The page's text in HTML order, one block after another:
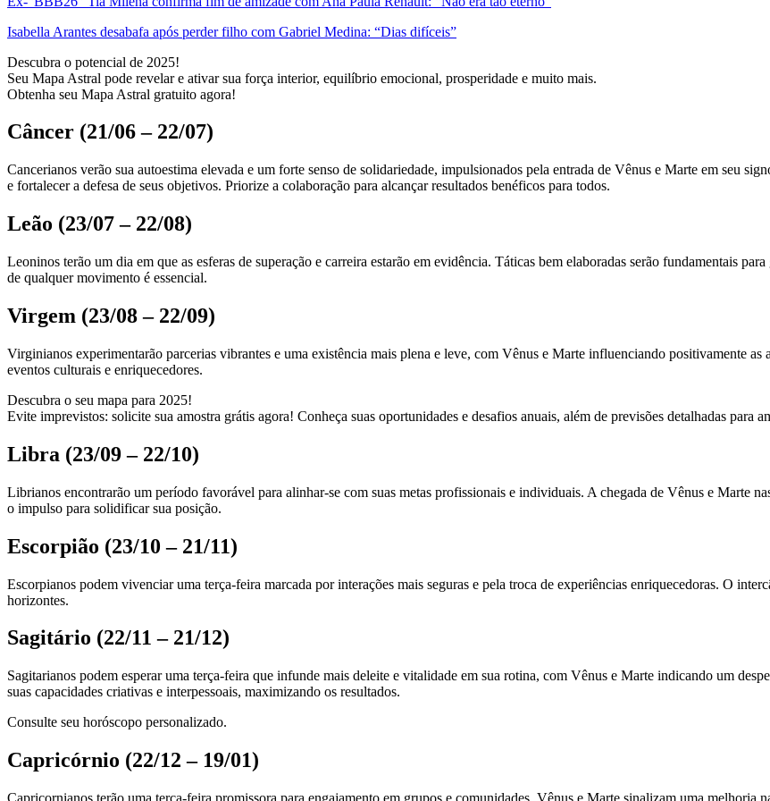
Isabella Arantes desabafa após perder filho com Gabriel Medina: “Dias difíceis”
Descubra o potencial de 2025!
Seu Mapa Astral pode revelar e ativar sua força interior, equilíbrio emocional, prosperidade e muito mais.
Obtenha seu Mapa Astral gratuito agora!
Câncer (21/06 – 22/07)
Cancerianos verão sua autoestima elevada e um forte senso de solidariedade, impulsionados pela entrada de Vênus e Marte em seu
e fortalecer a defesa de seus objetivos. Priorize a colaboração para alcançar resultados benéficos para todos.
Leão (23/07 – 22/08)
Leoninos terão um dia em que as esferas de superação e carreira estarão em evidência. Táticas bem elaboradas serão fundamentais
de qualquer movimento é essencial.
Virgem (23/08 – 22/09)
Virginianos experimentarão parcerias vibrantes e uma existência mais plena e leve, com Vênus e Marte influenciando positivamente
eventos culturais e enriquecedores.
Descubra o seu mapa para 2025!
Evite imprevistos: solicite sua amostra grátis agora! Conheça suas oportunidades e desafios anuais, além de previsões detalhadas para
Libra (23/09 – 22/10)
Librianos encontrarão um período favorável para alinhar-se com suas metas profissionais e individuais. A chegada de Vênus e Marte
o impulso para solidificar sua posição.
Escorpião (23/10 – 21/11)
Escorpianos podem vivenciar uma terça-feira marcada por interações mais seguras e pela troca de experiências enriquecedoras. O
horizontes.
Sagitário (22/11 – 21/12)
Sagitarianos podem esperar uma terça-feira que infunde mais deleite e vitalidade em sua rotina, com Vênus e Marte indicando um
suas capacidades criativas e interpessoais, maximizando os resultados.
Consulte seu horóscopo personalizado.
Capricórnio (22/12 – 19/01)